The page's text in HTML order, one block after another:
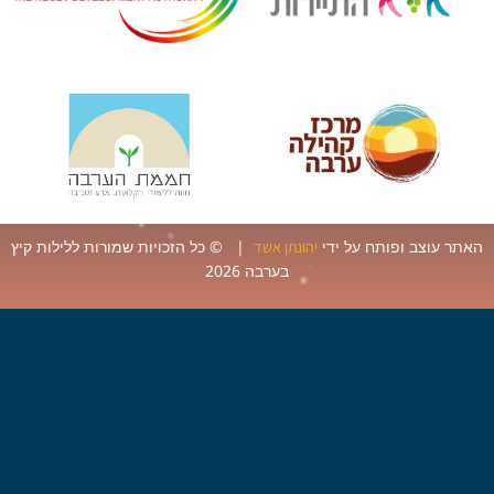
עוצב ופותח על ידייהונתן אשד | © כל הזכויות שמורות ללילות קיץ
בערבה 2026